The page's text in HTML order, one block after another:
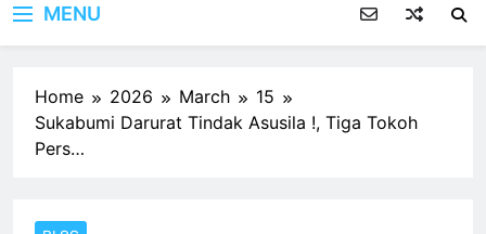
MENU
Home 2026 March
15
Sukabumi Darurat Tindak Asusila !, Tiga Tokoh
Pers…